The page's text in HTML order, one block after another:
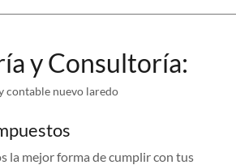
y Consultoría:
contable nuevo laredo
la mejor forma de cumplir con tus